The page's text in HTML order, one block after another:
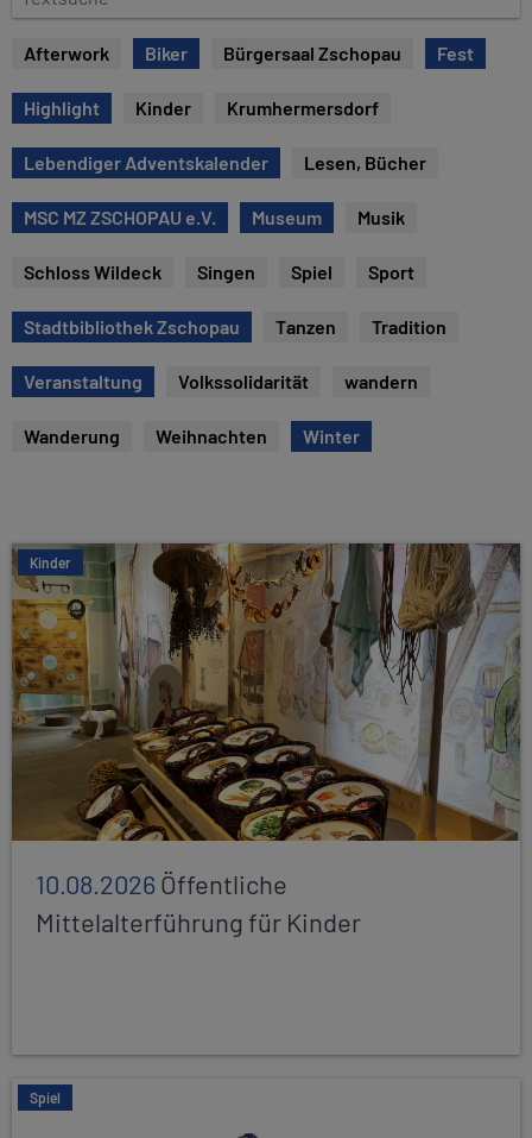
e
s
u
c
e
Afterwork Biker Bürgersaal Zschopau Fest
Highlight Kinder Krumhermersdorf
Lebendiger Adventskalender Lesen, Bücher
MSC MZ ZSCHOPAU e.V. Museum Musik
Schloss Wildeck Singen Spiel Sport
Stadtbibliothek Zschopau Tanzen Tradition
Veranstaltung Volkssolidarität wandern
Wanderung Weihnachten Winter
Kinder
10.08.2026Öffentliche
Mittelalterführung für Kinder
Spiel